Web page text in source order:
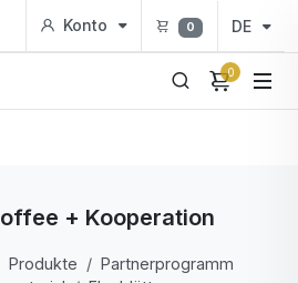
Konto 0 DE
0
+ Kooperation
Produkte
Partnerprogramm